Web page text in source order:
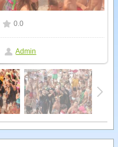
1600x1066
0.0
Admin